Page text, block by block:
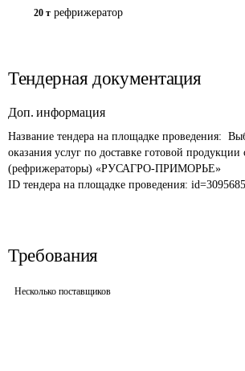
20 т рефрижератор
Тендерная документация
Доп. информация
Название тендера на площадке проведения:
оказания услуг по доставке готовой
(рефрижераторы) «РУСАГРО-ПРИМОРЬЕ»
ID тендера на площадке проведения:
Требования
Несколько поставщиков